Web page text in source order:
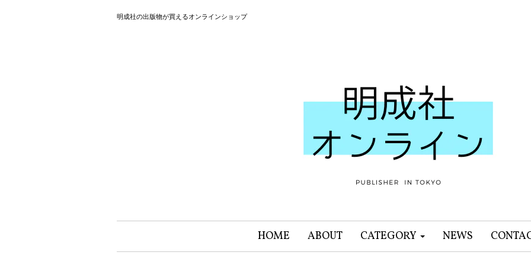
明成社の出版物が買えるオンラインショップ
HOME ABOUT CATEGORY NEWS